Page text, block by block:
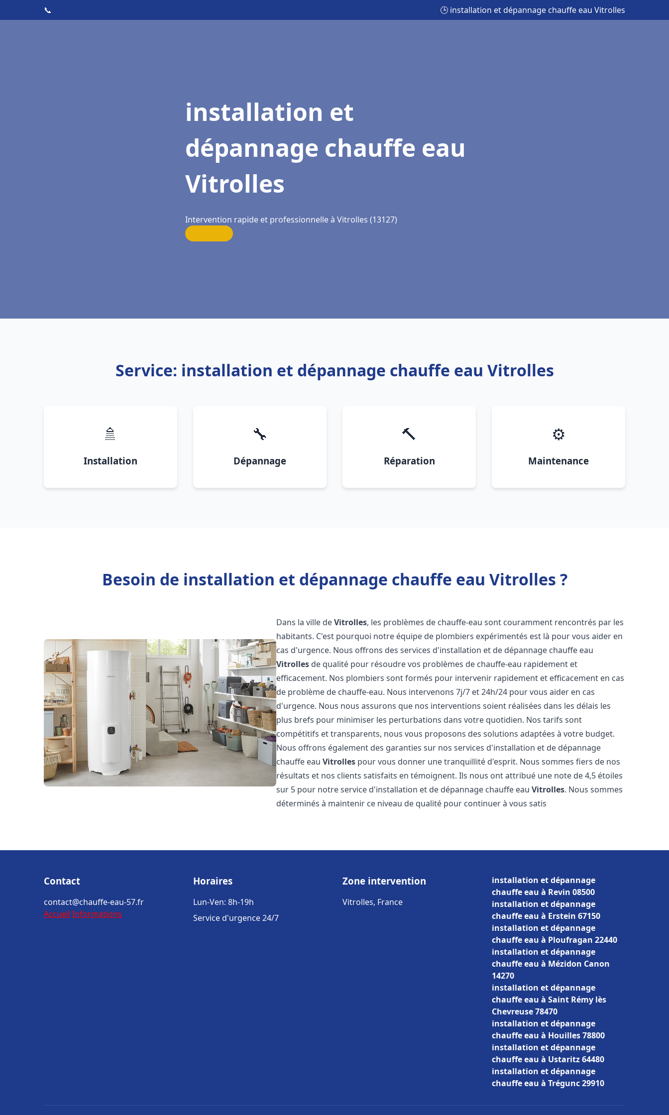
📞 🕒 installation et dépannage chauffe eau Vitrolles
installation et
dépannage chauffe eau
Vitrolles
Intervention rapide et professionnelle à Vitrolles (13127)
Service: installation et dépannage chauffe eau Vitrolles
🚿
Installation
🔧
Dépannage
🔨
Réparation
⚙️
Maintenance
Besoin de installation et dépannage chauffe eau Vitrolles ?
Dans la ville deVitrolles, les problèmes de chauffe-eau sont couramment rencontrés par les
habitants. C'est pourquoi notre équipe de plombiers expérimentés est là pour vous aider en
cas d'urgence. Nous offrons des services d'installation et de dépannage chauffe eau
Vitrolles de qualité pour résoudre vos problèmes de chauffe-eau rapidement et
efficacement. Nos plombiers sont formés pour intervenir rapidement et efficacement en cas
de problème de chauffe-eau. Nous intervenons 7j/7 et 24h/24 pour vous aider en cas
d'urgence. Nous nous assurons que nos interventions soient réalisées dans les délais les
plus brefs pour minimiser les perturbations dans votre quotidien. Nos tarifs sont
compétitifs et transparents, nous vous proposons des solutions adaptées à votre budget.
Nous offrons également des garanties sur nos services d'installation et de dépannage
chauffe eauVitrolles pour vous donner une tranquillité d'esprit. Nous sommes fiers de nos
résultats et nos clients satisfaits en témoignent. Ils nous ont attribué une note de 4,5 étoiles
sur 5 pour notre service d'installation et de dépannage chauffe eauVitrolles. Nous sommes
déterminés à maintenir ce niveau de qualité pour continuer à vous satis
Contact
contact@chauffe-eau-57.fr
Accueil Informations
Horaires
Lun-Ven: 8h-19h
Service d'urgence 24/7
Zone intervention
Vitrolles, France
installation et dépannage
chauffe eau à Revin 08500
installation et dépannage
chauffe eau à Erstein 67150
installation et dépannage
chauffe eau à Ploufragan 22440
installation et dépannage
chauffe eau à Mézidon Canon
14270
installation et dépannage
chauffe eau à Saint Rémy lès
Chevreuse 78470
installation et dépannage
chauffe eau à Houilles 78800
installation et dépannage
chauffe eau à Ustaritz 64480
installation et dépannage
chauffe eau à Trégunc 29910